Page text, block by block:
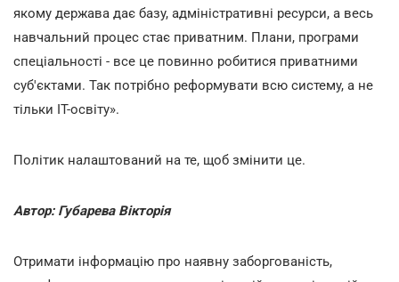
якому держава дає базу, адміністративні ресурси, а весь
навчальний процес стає приватним. Плани, програми
спеціальності - все це повинно робитися приватними
суб'єктами. Так потрібно реформувати всю систему, а не
тільки ІТ-освіту».
Політик налаштований на те, щоб змінити це.
Автор: Губарева Вікторія
Отримати інформацію про наявну заборгованість,